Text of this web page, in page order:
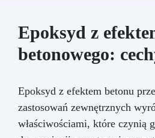
Epoksyd z
betonowego:
Epoksyd z efektem betonu
zastosowań zewnętrznych
właściwościami, które czynią